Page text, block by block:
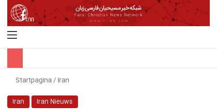
Startpagina/Iran
Iran
Iran Nieuws